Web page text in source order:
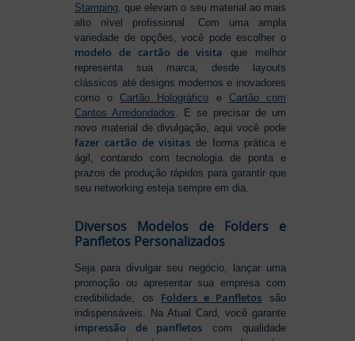
Stamping, que elevam o seu material ao mais
alto nível profissional. Com uma ampla
variedade de opções, você pode escolher o
modelo de cartão de visita que melhor
representa sua marca, desde layouts
clássicos até designs modernos e inovadores
como oCartão Holográfico e Cartão com
Cantos Arredondados. E se precisar de um
novo material de divulgação, aqui você pode
fazer cartão de visitas de forma prática e
ágil, contando com tecnologia de ponta e
prazos de produção rápidos para garantir que
seu networking esteja sempre em dia.
Diversos Modelos de Folders e
Panfletos Personalizados
Seja para divulgar seu negócio, lançar uma
promoção ou apresentar sua empresa com
credibilidade, os Folders e Panfletos são
indispensáveis. Na Atual Card, você garante
impressão de panfletos com qualidade